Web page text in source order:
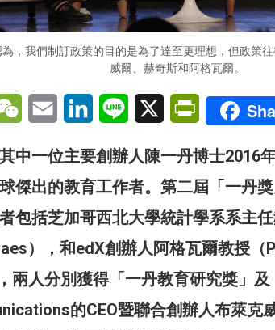
，我們制訂政策的目的是為了達至更理想，但政策
威爾、赫奇斯和阿格瓦爾。
WeChatEmail LinkedInLine X PrintFriendly
中一位主要創辦人陳一丹博士2016
傑出的教育工作者。第二屆「一丹
包括芝加哥西北大學統計學系系主
），和edX創辦人阿格瓦爾教授（
兩人分別獲得「一丹教育研究獎」及
的CEO暨聯合創辦人布萊克